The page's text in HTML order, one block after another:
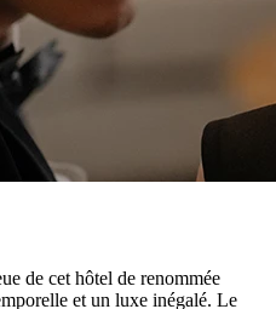
et un luxe inégalé. Le